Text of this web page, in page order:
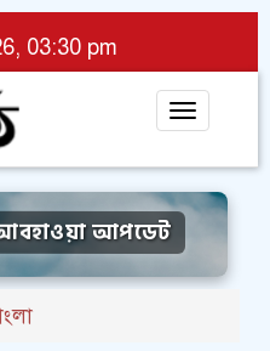
03:30 pm
Toggle
আবহাওয়া আপডেট